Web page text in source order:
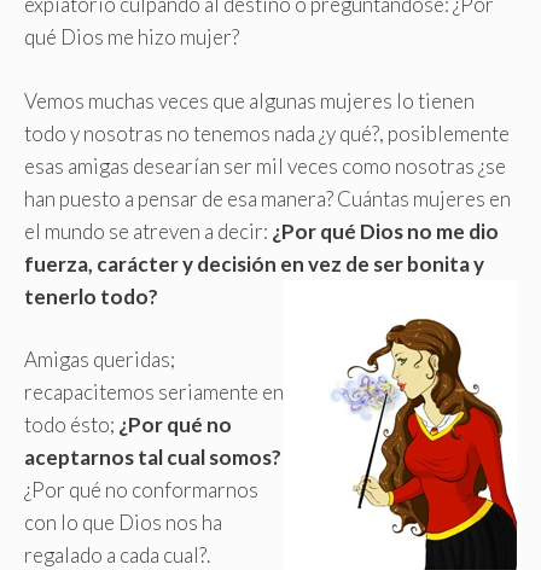
qué Dios me hizo mujer?
Vemos muchas veces que algunas mujeres lo tienen
todo y nosotras no tenemos nada ¿y qué?, posiblemente
esas amigas desearían ser mil veces como nosotras ¿se
han puesto a pensar de esa manera? Cuántas mujeres en
el mundo se atreven a decir: ¿Por qué Dios no me dio
fuerza, carácter y decisión en vez de ser bonita y
tenerlo todo?
Amigas queridas;
recapacitemos seriamente en
todo ésto; ¿Por qué no
aceptarnos tal cual somos?
¿Por qué no conformarnos
con lo que Dios nos ha
regalado a cada cual?.